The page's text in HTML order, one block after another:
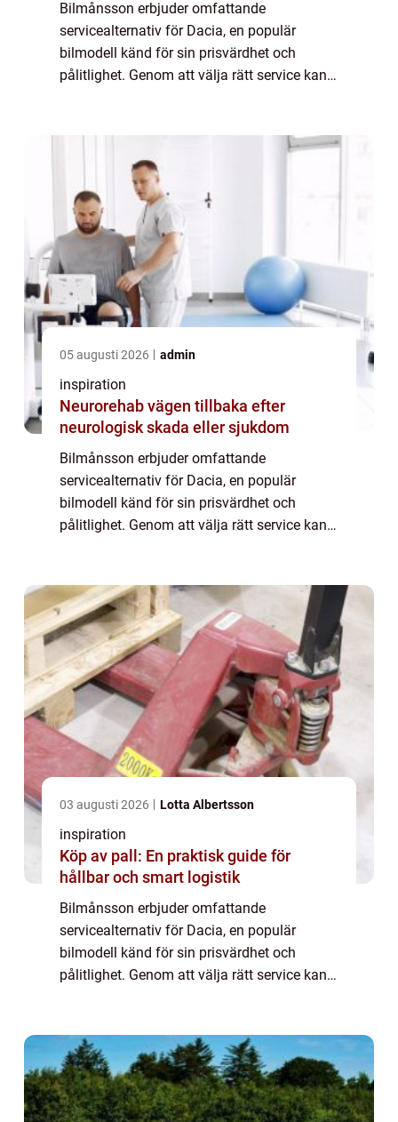
Bilmånsson erbjuder omfattande
servicealternativ för Dacia, en populär
bilmodell känd för sin prisvärdhet och
pålitlighet. Genom att välja rätt service kan
05 augusti 2026 admin
inspiration
Neurorehab vägen tillbaka efter
neurologisk skada eller sjukdom
Bilmånsson erbjuder omfattande
servicealternativ för Dacia, en populär
bilmodell känd för sin prisvärdhet och
pålitlighet. Genom att välja rätt service kan
03 augusti 2026 Lotta Albertsson
inspiration
Köp av pall: En praktisk guide för
hållbar och smart logistik
Bilmånsson erbjuder omfattande
servicealternativ för Dacia, en populär
bilmodell känd för sin prisvärdhet och
pålitlighet. Genom att välja rätt service kan